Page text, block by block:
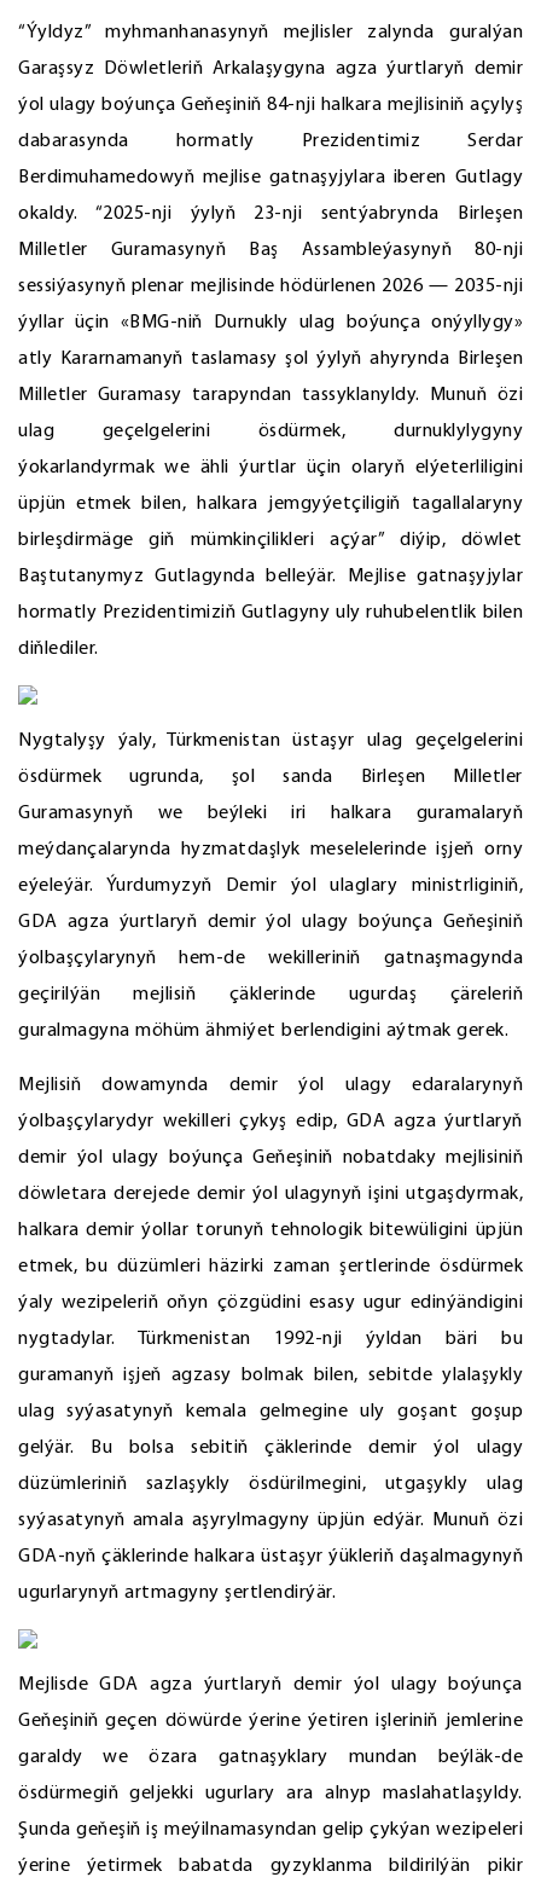
“Ýyldyz” myhmanhanasynyň mejlisler zalynda guralýan
Garaşsyz Döwletleriň Arkalaşygyna agza ýurtlaryň demir
ýol ulagy boýunça Geňeşiniň 84-nji halkara mejlisiniň açylyş
dabarasynda hormatly Prezidentimiz Serdar
Berdimuhamedowyň mejlise gatnaşyjylara iberen Gutlagy
okaldy. “2025-nji ýylyň 23-nji sentýabrynda Birleşen
Milletler Guramasynyň Baş Assambleýasynyň 80-nji
sessiýasynyň plenar mejlisinde hödürlenen 2026 — 2035-nji
ýyllar üçin «BMG-niň Durnukly ulag boýunça onýyllygy»
atly Kararnamanyň taslamasy şol ýylyň ahyrynda Birleşen
Milletler Guramasy tarapyndan tassyklanyldy. Munuň özi
ulag geçelgelerini ösdürmek, durnuklylygyny
ýokarlandyrmak we ähli ýurtlar üçin olaryň elýeterliligini
üpjün etmek bilen, halkara jemgyýetçiligiň tagallalaryny
birleşdirmäge giň mümkinçilikleri açýar” diýip, döwlet
Baştutanymyz Gutlagynda belleýär. Mejlise gatnaşyjylar
hormatly Prezidentimiziň Gutlagyny uly ruhubelentlik bilen
diňlediler.
Nygtalyşy ýaly, Türkmenistan üstaşyr ulag geçelgelerini
ösdürmek ugrunda, şol sanda Birleşen Milletler
Guramasynyň we beýleki iri halkara guramalaryň
meýdançalarynda hyzmatdaşlyk meselelerinde işjeň orny
eýeleýär. Ýurdumyzyň Demir ýol ulaglary ministrliginiň,
GDA agza ýurtlaryň demir ýol ulagy boýunça Geňeşiniň
ýolbaşçylarynyň hem-de wekilleriniň gatnaşmagynda
geçirilýän mejlisiň çäklerinde ugurdaş çäreleriň
guralmagyna möhüm ähmiýet berlendigini aýtmak gerek.
Mejlisiň dowamynda demir ýol ulagy edaralarynyň
ýolbaşçylarydyr wekilleri çykyş edip, GDA agza ýurtlaryň
demir ýol ulagy boýunça Geňeşiniň nobatdaky mejlisiniň
döwletara derejede demir ýol ulagynyň işini utgaşdyrmak,
halkara demir ýollar torunyň tehnologik bitewüligini üpjün
etmek, bu düzümleri häzirki zaman şertlerinde ösdürmek
ýaly wezipeleriň oňyn çözgüdini esasy ugur edinýändigini
nygtadylar. Türkmenistan 1992-nji ýyldan bäri bu
guramanyň işjeň agzasy bolmak bilen, sebitde ylalaşykly
ulag syýasatynyň kemala gelmegine uly goşant goşup
gelýär. Bu bolsa sebitiň çäklerinde demir ýol ulagy
düzümleriniň sazlaşykly ösdürilmegini, utgaşykly ulag
syýasatynyň amala aşyrylmagyny üpjün edýär. Munuň özi
GDA-nyň çäklerinde halkara üstaşyr ýükleriň daşalmagynyň
ugurlarynyň artmagyny şertlendirýär.
Mejlisde GDA agza ýurtlaryň demir ýol ulagy boýunça
Geňeşiniň geçen döwürde ýerine ýetiren işleriniň jemlerine
garaldy we özara gatnaşyklary mundan beýläk-de
ösdürmegiň geljekki ugurlary ara alnyp maslahatlaşyldy.
Şunda geňeşiň iş meýilnamasyndan gelip çykýan wezipeleri
ýerine ýetirmek babatda gyzyklanma bildirilýän pikir